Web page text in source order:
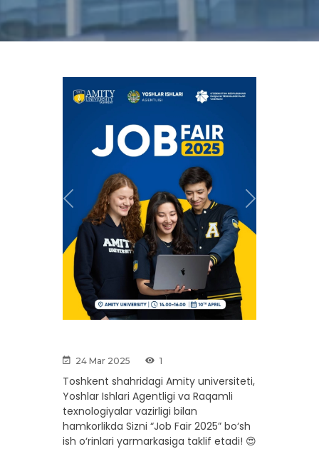
Previous Next
24 Mar 2025 1
Toshkent shahridagi Amity universiteti,
Yoshlar Ishlari Agentligi va Raqamli
texnologiyalar vazirligi bilan
hamkorlikda Sizni “Job Fair 2025” bo‘sh
ish o‘rinlari yarmarkasiga taklif etadi! 😍